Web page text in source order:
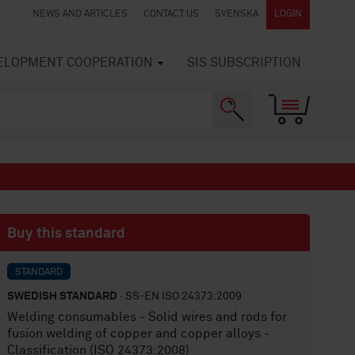
NEWS AND ARTICLES CONTACT US SVENSKA LOGIN
COOPERATION SIS SUBSCRIPTION
Buy this standard
STANDARD
SWEDISH STANDARD · SS-EN ISO 24373:2009
Welding consumables - Solid wires and rods for
fusion welding of copper and copper alloys -
Classification (ISO 24373:2008)